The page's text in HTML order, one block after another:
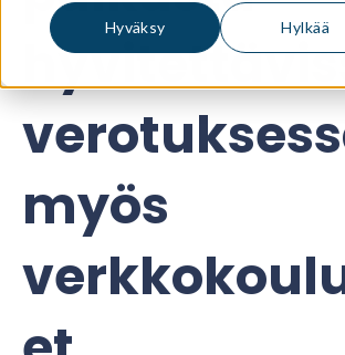
Hyväksy Hylkää
myös